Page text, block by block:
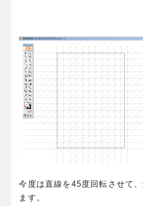
今度は直線を45度回転させて
ます。